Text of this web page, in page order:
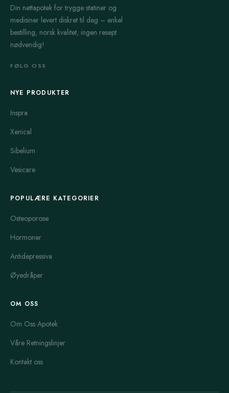
Din nettapotek for trygge statiner og
medisiner levert diskret til deg – enkel
bestilling, norsk kvalitet, ingen resept
nødvendig!
FØLG OSS
NYE PRODUKTER
Inspra
Xenical
Sibelium
Vesicare
POPULÆRE KATEGORIER
Osteoporose
Hormoner
Antidepressiva
Øyedråper
OM OSS
Om Oss Apotek
Våre Retningslinjer
Kontakt oss